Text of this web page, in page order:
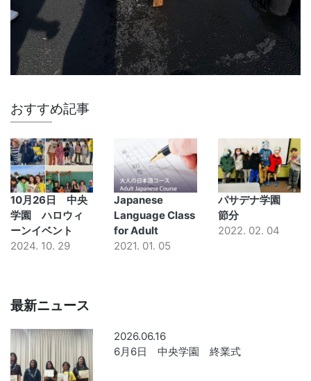
おすすめ記事
10月26日 中央
学園 ハロウィ
ーンイベント
2024. 10. 29
Japanese
Language Class
for Adult
2021. 01. 05
パサデナ学園
節分
2022. 02. 04
最新ニュース
2026.06.16
6月6日 中央学園 終業式